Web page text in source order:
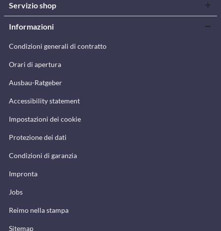
Servizio shop
Informazioni
Condizioni generali di contratto
Orari di apertura
Ausbau-Ratgeber
Accessibility statement
Impostazioni dei cookie
Protezione dei dati
Condizioni di garanzia
Impronta
Jobs
Reimo nella stampa
Sitemap